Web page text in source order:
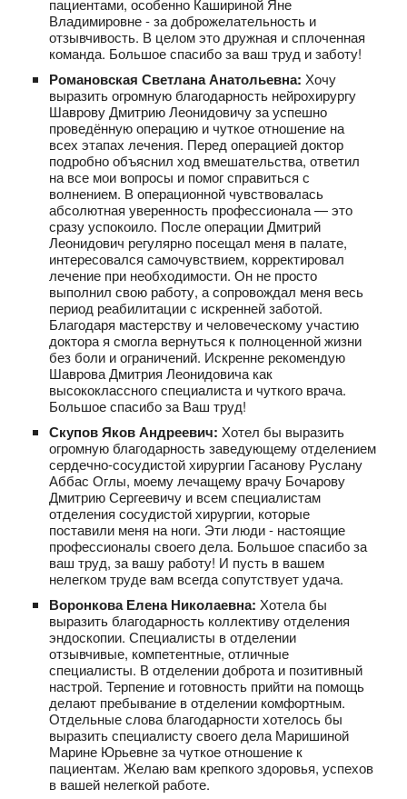
пациентами, особенно Кашириной Яне
Владимировне - за доброжелательность и
отзывчивость. В целом это дружная и сплоченная
команда. Большое спасибо за ваш труд и заботу!
Романовская Светлана Анатольевна: Хочу
выразить огромную благодарность нейрохирургу
Шаврову Дмитрию Леонидовичу за успешно
проведённую операцию и чуткое отношение на
всех этапах лечения. Перед операцией доктор
подробно объяснил ход вмешательства, ответил
на все мои вопросы и помог справиться с
волнением. В операционной чувствовалась
абсолютная уверенность профессионала — это
сразу успокоило. После операции Дмитрий
Леонидович регулярно посещал меня в палате,
интересовался самочувствием, корректировал
лечение при необходимости. Он не просто
выполнил свою работу, а сопровождал меня весь
период реабилитации с искренней заботой.
Благодаря мастерству и человеческому участию
доктора я смогла вернуться к полноценной жизни
без боли и ограничений. Искренне рекомендую
Шаврова Дмитрия Леонидовича как
высококлассного специалиста и чуткого врача.
Большое спасибо за Ваш труд!
Скупов Яков Андреевич: Хотел бы выразить
огромную благодарность заведующему отделением
сердечно-сосудистой хирургии Гасанову Руслану
Аббас Оглы, моему лечащему врачу Бочарову
Дмитрию Сергеевичу и всем специалистам
отделения сосудистой хирургии, которые
поставили меня на ноги. Эти люди - настоящие
профессионалы своего дела. Большое спасибо за
ваш труд, за вашу работу! И пусть в вашем
нелегком труде вам всегда сопутствует удача.
Воронкова Елена Николаевна: Хотела бы
выразить благодарность коллективу отделения
эндоскопии. Специалисты в отделении
отзывчивые, компетентные, отличные
специалисты. В отделении доброта и позитивный
настрой. Терпение и готовность прийти на помощь
делают пребывание в отделении комфортным.
Отдельные слова благодарности хотелось бы
выразить специалисту своего дела Маришиной
Марине Юрьевне за чуткое отношение к
пациентам. Желаю вам крепкого здоровья, успехов
в вашей нелегкой работе.